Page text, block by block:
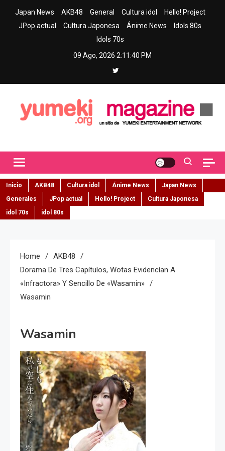
Japan News AKB48 General Cultura idol
Hello! Project
JPop actual
Cultura Japonesa Ánime News
Idols 80s
Idols 70s
09 Ago, 2026 2:11:41 PM
Inicio AKB48 Cultura idol Ánime News
Japan News
Generales
JPop actual Hello! Project
Cultura Japonesa
idol 70s
idol 80s
Home
AKB48
Dorama De Tres Capítulos, Wotas Evidencían A
«infractora» Y Sencillo De «Wasamin»
Wasamin
Wasamin